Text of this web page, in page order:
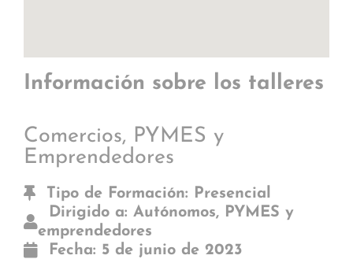
Información sobre los talleres
Comercios, PYMES y
Emprendedores
Tipo de Formación: Presencial
Dirigido a: Autónomos, PYMES y
emprendedores
Fecha: 5 de junio de 2023